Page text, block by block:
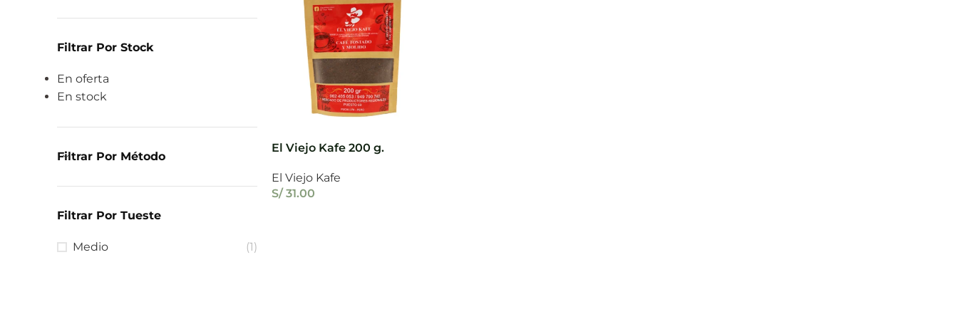
Filtrar Por Stock
En oferta
En stock
Filtrar Por Método
Filtrar Por Tueste
Medio (1)
El Viejo Kafe 200 g.
El Viejo Kafe
S/31.00